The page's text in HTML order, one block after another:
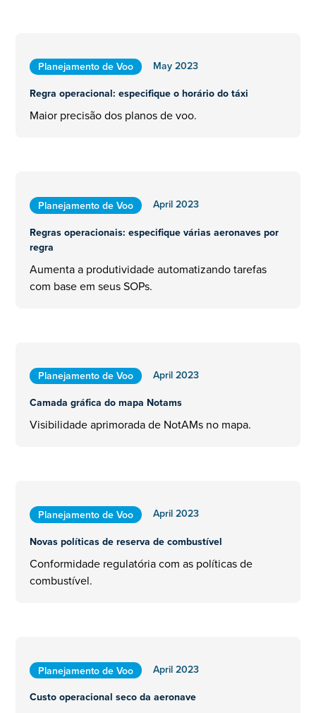
Planejamento de Voo
May 2023
Regra operacional: especifique o horário do táxi
Maior precisão dos planos de voo.
Planejamento de Voo
April 2023
Regras operacionais: especifique várias aeronaves por
regra
Aumenta a produtividade automatizando tarefas
com base em seus SOPs.
Planejamento de Voo
April 2023
Camada gráfica do mapa Notams
Visibilidade aprimorada de NotAMs no mapa.
Planejamento de Voo
April 2023
Novas políticas de reserva de combustível
Conformidade regulatória com as políticas de
combustível.
Planejamento de Voo
April 2023
Custo operacional seco da aeronave